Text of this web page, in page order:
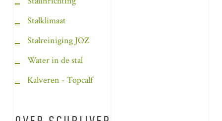
Stalklimaat
Stalreiniging JOZ
Water in de stal
Kalveren - Topcalf